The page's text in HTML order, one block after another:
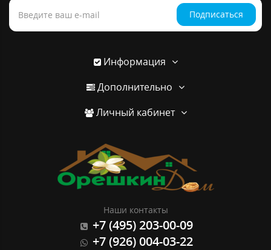
Подписаться
Информация
Дополнительно
Личный кабинет
Наши контакты
+7 (495) 203-00-09
+7 (926) 004-03-22